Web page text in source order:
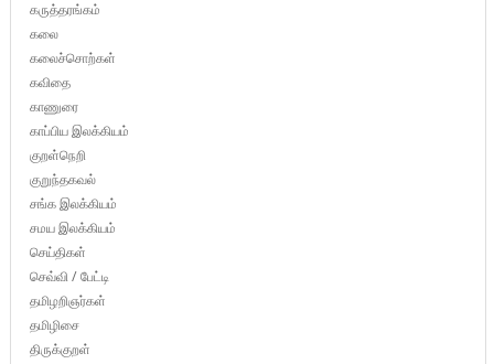
கருத்தரங்கம்
கலை
கலைச்சொற்கள்
கவிதை
காணுரை
காப்பிய இலக்கியம்
குறள்நெறி
குறுந்தகவல்
சங்க இலக்கியம்
சமய இலக்கியம்
செய்திகள்
செவ்வி / பேட்டி
தமிழறிஞர்கள்
தமிழிசை
திருக்குறள்